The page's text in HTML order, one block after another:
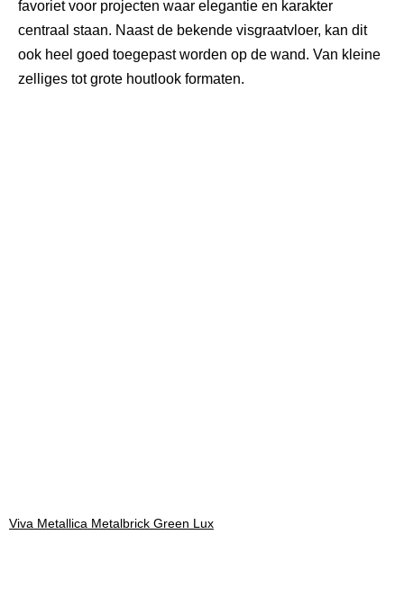
favoriet voor projecten waar elegantie en karakter
centraal staan. Naast de bekende visgraatvloer, kan dit
ook heel goed toegepast worden op de wand. Van kleine
zelliges tot grote houtlook formaten.
Viva Metallica Metalbrick Green Lux